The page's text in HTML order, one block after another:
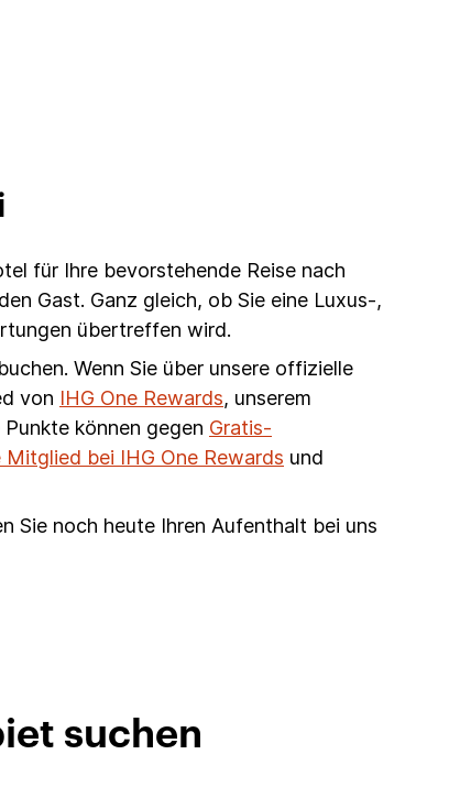
für Ihre bevorstehende Reise nach
Gast. Ganz gleich, ob Sie eine Luxus-,
übertreffen wird.
Wenn Sie über unsere offizielle
von IHG One Rewards, unserem
können gegen Gratis-
bei IHG One Rewards und
Sie noch heute Ihren Aufenthalt bei uns
suchen